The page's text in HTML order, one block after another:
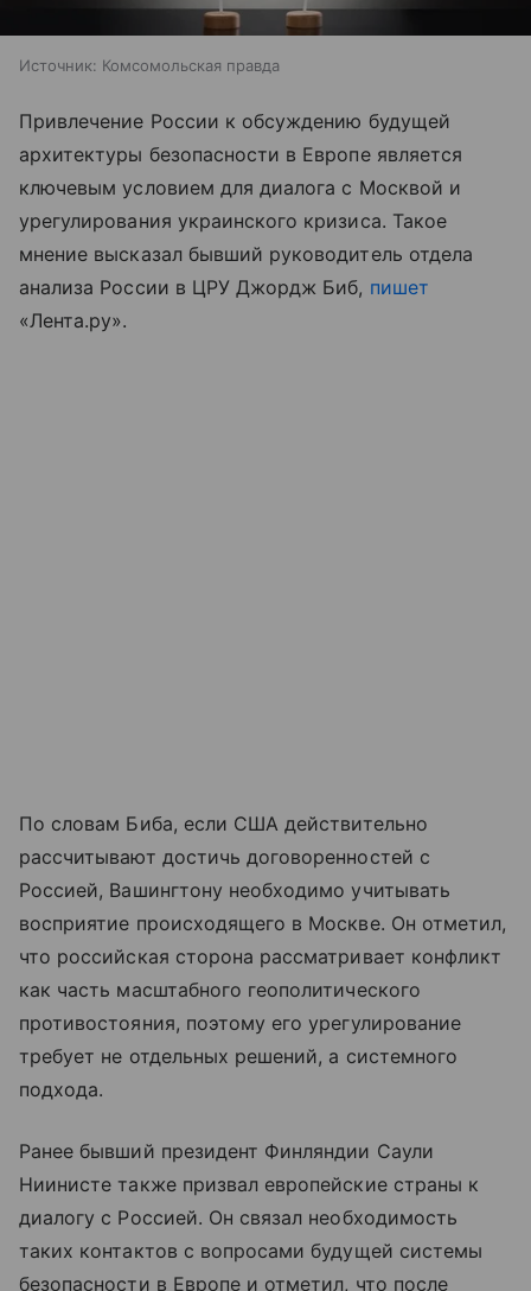
Источник: Комсомольская правда
Привлечение России к обсуждению будущей
архитектуры безопасности в Европе является
ключевым условием для диалога с Москвой и
урегулирования украинского кризиса. Такое
мнение высказал бывший руководитель отдела
анализа России в ЦРУ Джордж Биб, пишет
«Лента.ру».
По словам Биба, если США действительно
рассчитывают достичь договоренностей с
Россией, Вашингтону необходимо учитывать
восприятие происходящего в Москве. Он отметил,
что российская сторона рассматривает конфликт
как часть масштабного геополитического
противостояния, поэтому его урегулирование
требует не отдельных решений, а системного
подхода.
Ранее бывший президент Финляндии Саули
Ниинисте также призвал европейские страны к
диалогу с Россией. Он связал необходимость
таких контактов с вопросами будущей системы
безопасности в Европе и отметил, что после